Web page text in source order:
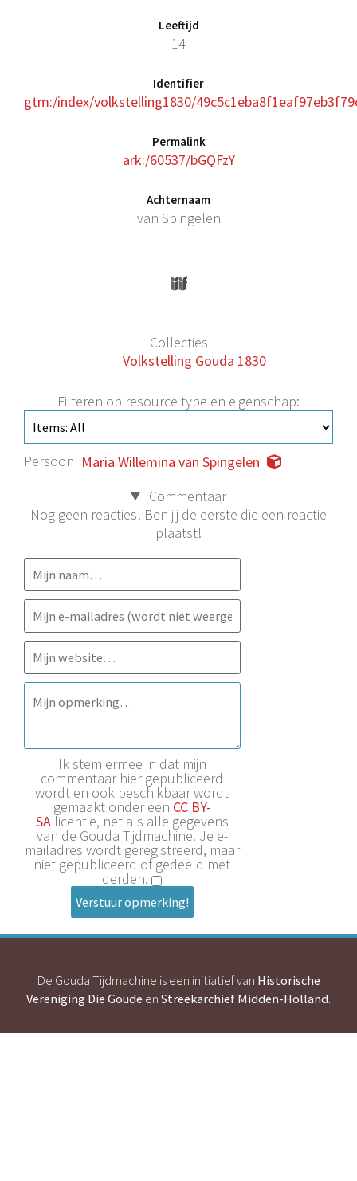
Leeftijd
14
Identifier
gtm:/index/volkstelling1830/
Permalink
ark:/60537/bGQFzY
Achternaam
van Spingelen
Collecties
Volkstelling Gouda 1830
Filteren op resource type en eigenschap:
Persoon Maria Willemina van Spingelen
Commentaar
Nog geen reacties! Ben jij de eerste die een reactie
plaatst!
Ik stem ermee in dat mijn
commentaar hier gepubliceerd
wordt en ook beschikbaar wordt
gemaakt onder een CC BY-
SAlicentie, net als alle gegevens
van de Gouda Tijdmachine. Je e-
mailadres wordt geregistreerd, maar
niet gepubliceerd of gedeeld met
derden.
Verstuur opmerking!
De Gouda Tijdmachine is een initiatief van Historische
Vereniging Die Goude en Streekarchief Midden-Holland